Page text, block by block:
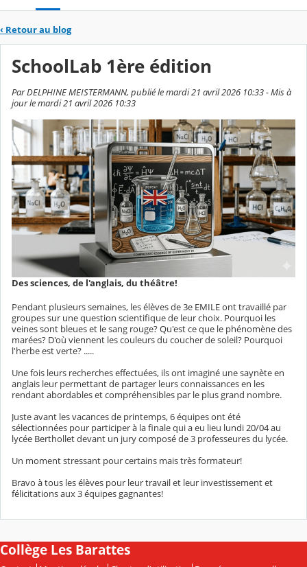
‹ Retour au blog
SchoolLab 1ère édition
Par DELPHINE MEISTERMANN, publié le mardi 21 avril 2026 10:33 - Mis à
jour le mardi 21 avril 2026 10:33
Des sciences, de l'anglais, du théâtre!
Pendant plusieurs semaines, les élèves de 3e EMILE ont travaillé par
groupes sur une question scientifique de leur choix. Pourquoi les
veines sont bleues et le sang rouge? Qu'est ce que le phénomène des
marées? D'où viennent les couleurs du coucher de soleil? Pourquoi
l'herbe est verte? .....
Une fois leurs recherches effectuées, ils ont imaginé une saynète en
anglais leur permettant de partager leurs connaissances en les
rendant abordables et compréhensibles par le plus grand nombre.
Juste avant les vacances de printemps, 6 équipes ont été
sélectionnées pour participer à la finale qui a eu lieu lundi 20/04 au
lycée Berthollet devant un jury composé de 3 professeures du lycée.
Un moment stressant pour certains mais très formateur!
Bravo à tous les élèves pour leur travail et leur investissement et
félicitations aux 3 équipes gagnantes!
Collège Les Barattes